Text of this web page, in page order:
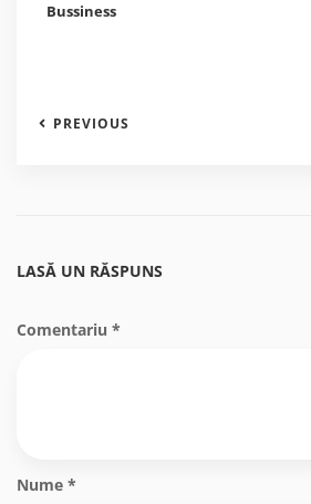
Bussiness
PREVIOUS
LASĂ UN RĂSPUNS
Comentariu *
Nume *